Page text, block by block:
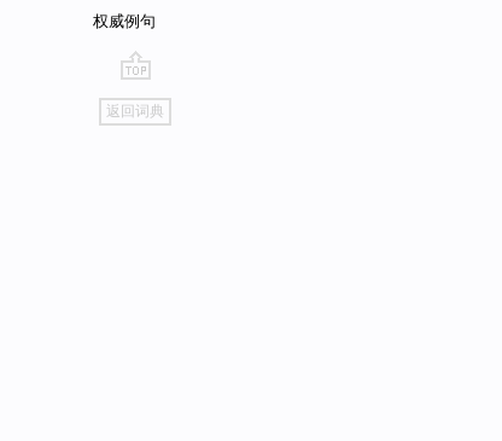
权威例句
go
top
返回词典